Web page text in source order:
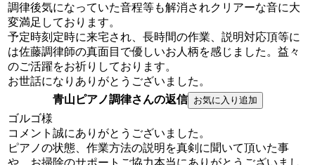
調律後気になっていた音程等も解消されクリアーな音に大
変満足しております。
予定時刻定時に来宅され、長時間の作業、説明対応頂等に
は佐藤調律師の真面目で優しいお人柄を感じました。益々
のご活躍をお祈りしております。
お世話になりありがとうございました。
青山ピアノ調律さんの返信
ゴルゴ様
コメント誠にありがとうございました。
ピアノの状態、作業方法の説明を真剣に聞いて頂いた事
や、お掃除のサポートご協力本当にありがとうございまし